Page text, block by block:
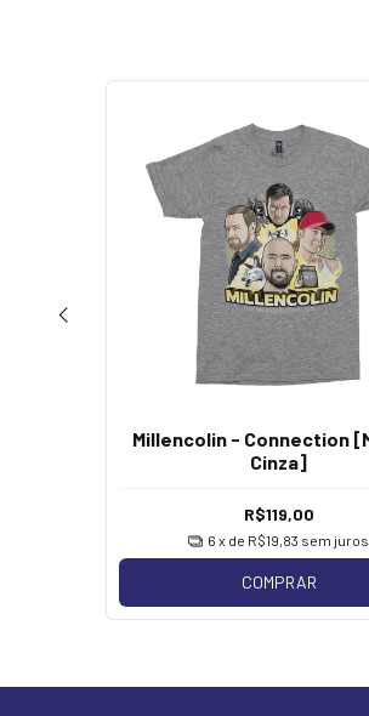
Millencolin - Connection
Cinza]
R$119,00
6 x de R$19,83 sem juros
COMPRAR